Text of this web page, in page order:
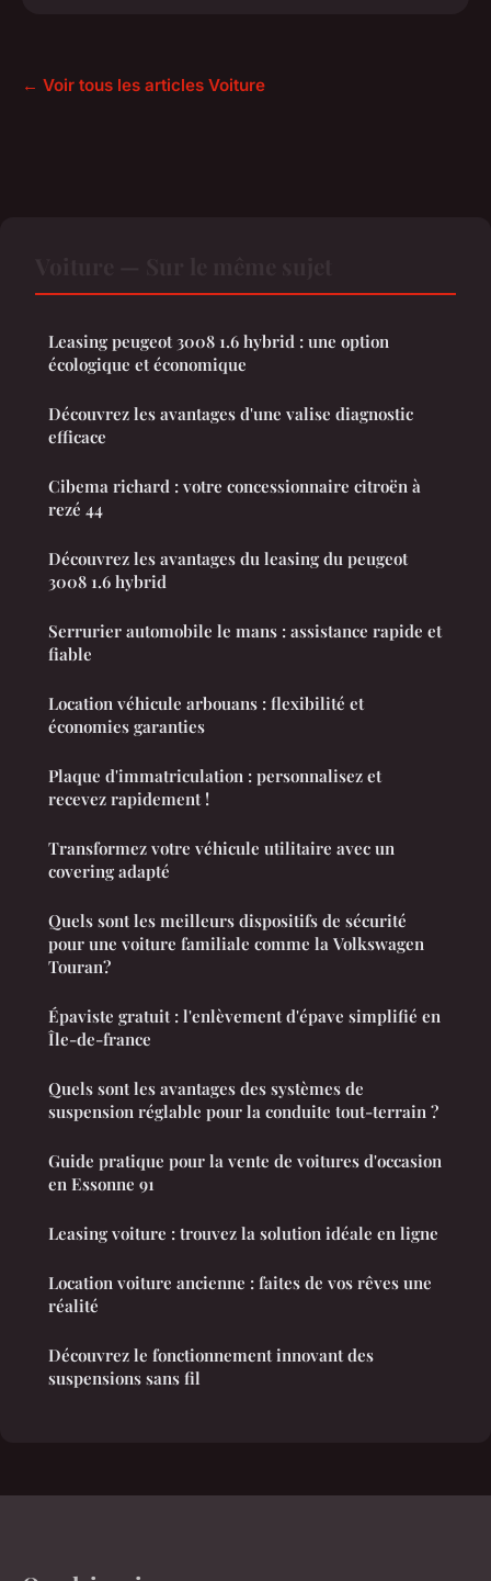
← Voir tous les articles Voiture
Leasing peugeot 3008 1.6 hybrid : une option
écologique et économique
Découvrez les avantages d'une valise diagnostic
efficace
Cibema richard : votre concessionnaire citroën à
rezé 44
Découvrez les avantages du leasing du peugeot
3008 1.6 hybrid
Serrurier automobile le mans : assistance rapide et
fiable
Location véhicule arbouans : flexibilité et
économies garanties
Plaque d'immatriculation : personnalisez et
recevez rapidement !
Transformez votre véhicule utilitaire avec un
covering adapté
Quels sont les meilleurs dispositifs de sécurité
pour une voiture familiale comme la Volkswagen
Touran?
Épaviste gratuit : l'enlèvement d'épave simplifié en
Île-de-france
Quels sont les avantages des systèmes de
suspension réglable pour la conduite tout-terrain ?
Guide pratique pour la vente de voitures d'occasion
en Essonne 91
Leasing voiture : trouvez la solution idéale en ligne
Location voiture ancienne : faites de vos rêves une
réalité
Découvrez le fonctionnement innovant des
suspensions sans fil